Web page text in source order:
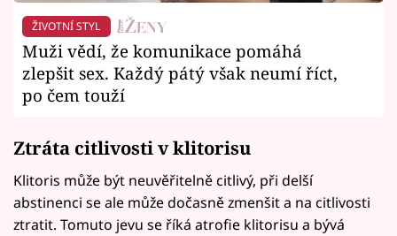
ŽIVOTNÍ STYL
Muži vědí, že komunikace pomáhá
zlepšit sex. Každý pátý však neumí říct,
po čem touží
Ztráta citlivosti v klitorisu
Klitoris může být neuvěřitelně citlivý, při delší
abstinenci se ale může dočasně zmenšit a na citlivosti
ztratit. Tomuto jevu se říká atrofie klitorisu a bývá